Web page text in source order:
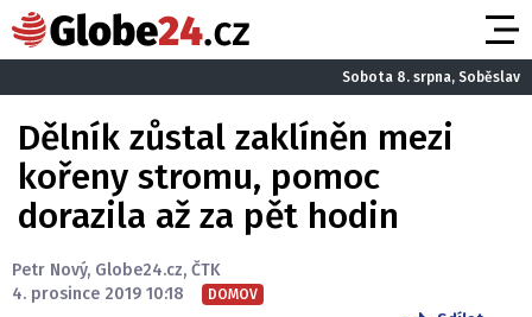
Sobota 8. srpna, Soběslav
Dělník zůstal zaklíněn mezi
kořeny stromu, pomoc
dorazila až za pět hodin
Petr Nový, Globe24.cz, ČTK
4. prosince 2019 10:18
DOMOV